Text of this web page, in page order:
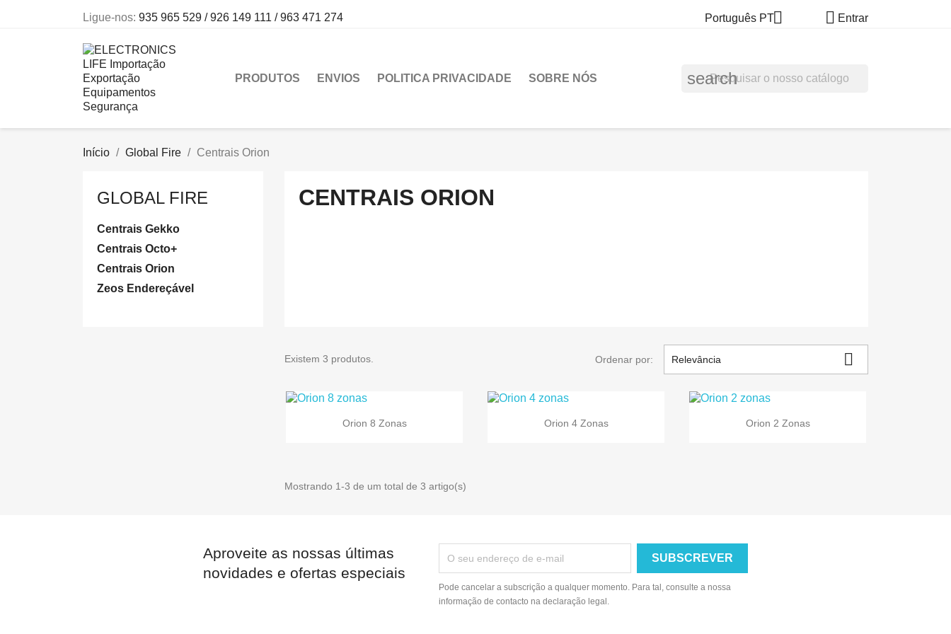
Ligue-nos: 935 965 529 / 926 149 111 / 963 471 274 Português PT  Entrar
PRODUTOS ENVIOS POLITICA PRIVACIDADE SOBRE NÓS search
Início Global Fire Centrais Orion
GLOBAL FIRE
Centrais Gekko
Centrais Octo+
Centrais Orion
Zeos Endereçável
CENTRAIS ORION
Existem 3 produtos. Ordenar por: Relevância 
 Vista rápida
Orion 8 Zonas  Vista rápida
Orion 4 Zonas  Vista rápida
Orion 2 Zonas
Mostrando 1-3 de um total de 3 artigo(s)
Aproveite as nossas últimas
novidades e ofertas especiais
Pode cancelar a subscrição a qualquer momento. Para tal, consulte a nossa
informação de contacto na declaração legal.